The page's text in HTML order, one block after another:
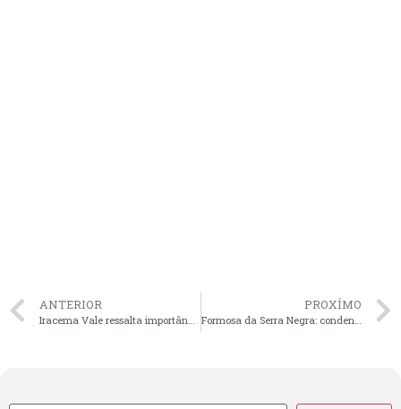
ANTERIOR
Iracema Vale ressalta importância da liderança feminina na Fetaema durante recondução de Angela Silva
PROXÍMO
Formosa da Serra Negra: condenado por estupro de vulnerável, Cirineu recorrerá em liberdade após liminar do STJ